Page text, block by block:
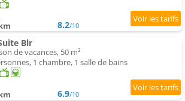
8.2/10
Blr
de vacances, 50 m²
1 chambre, 1 salle de bains
6.9/10